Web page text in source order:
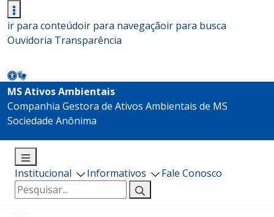
ir para conteúdoir para navegaçãoir para busca
Ouvidoria Transparência
MS Ativos Ambientais
Companhia Gestora de Ativos Ambientais de MS
Sociedade Anônima
Institucional Informativos
Fale Conosco
Pesquisar
por: